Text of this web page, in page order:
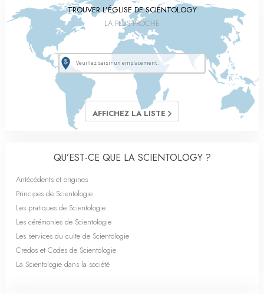
TROUVER L’ÉGLISE DE SCIENTOLOGY
LA PLUS PROCHE
AFFICHEZ LA LISTE
QU’EST-CE QUE LA SCIENTOLOGY ?
Antécédents et origines
Principes de Scientologie
Les pratiques de Scientologie
Les cérémonies de Scientologie
Les services du culte de Scientologie
Credos et Codes de Scientologie
La Scientologie dans la société